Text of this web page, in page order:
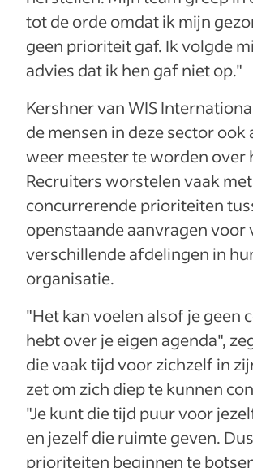
tot de orde omdat ik mijn
geen prioriteit gaf. Ik volgde
advies dat ik hen gaf niet op."
Kershner van WIS
de mensen in deze sector ook
weer meester te worden over
Recruiters worstelen vaak met
concurrerende prioriteiten
openstaande aanvragen voor
verschillende afdelingen in
organisatie.
"Het kan voelen alsof je geen
hebt over je eigen agenda",
die vaak tijd voor zichzelf in
zet om zich diep te kunnen
"Je kunt die tijd puur voor
en jezelf die ruimte geven.
prioriteiten beginnen te